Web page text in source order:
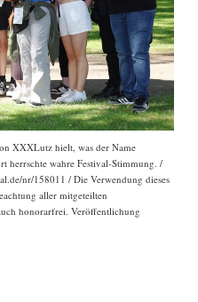
XXXLutz hielt, was der Name
herrschte wahre Festival-Stimmung. /
nr/158011 / Die Verwendung dieses
aller mitgeteilten
honorarfrei. Veröffentlichung